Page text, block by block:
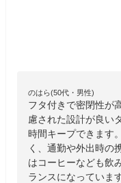
のはら(50代・男性)
フタ付きで密閉性が
慮された設計が良い
時間キープできます
く、通勤や外出時の
はコーヒーなども飲
ランスになっていま